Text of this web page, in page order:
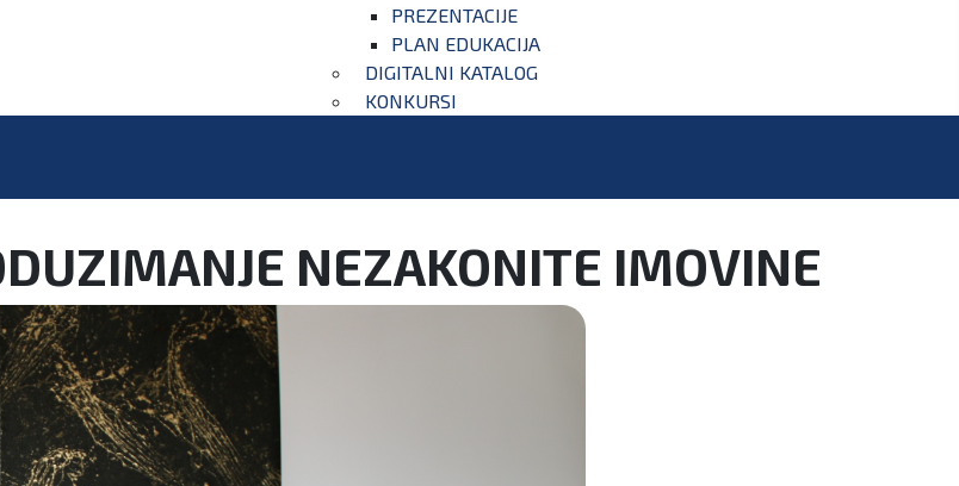
PREZENTACIJE
PLAN EDUKACIJA
DIGITALNI KATALOG
KONKURSI
NEZAKONITE IMOVINE